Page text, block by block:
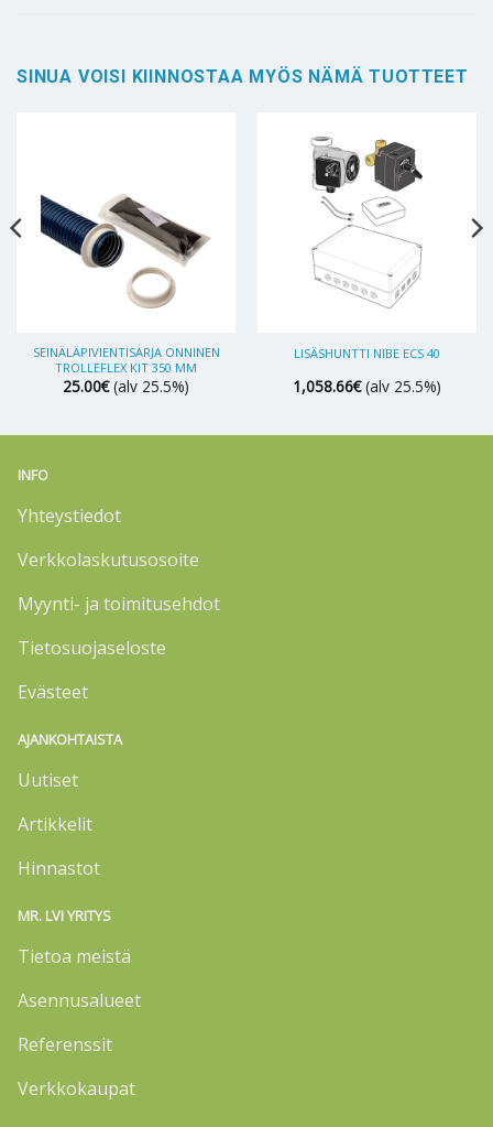
SINUA VOISI KIINNOSTAA MYÖS NÄMÄ TUOTTEET
SEINÄLÄPIVIENTISARJA ONNINEN
TROLLEFLEX KIT 350 MM
25.00€ (alv 25.5%)
LISÄSHUNTTI NIBE ECS 40
1,058.66€ (alv 25.5%)
INFO
Yhteystiedot
Verkkolaskutusosoite
Myynti- ja toimitusehdot
Tietosuojaseloste
Evästeet
AJANKOHTAISTA
Uutiset
Artikkelit
Hinnastot
MR. LVI YRITYS
Tietoa meistä
Asennusalueet
Referenssit
Verkkokaupat